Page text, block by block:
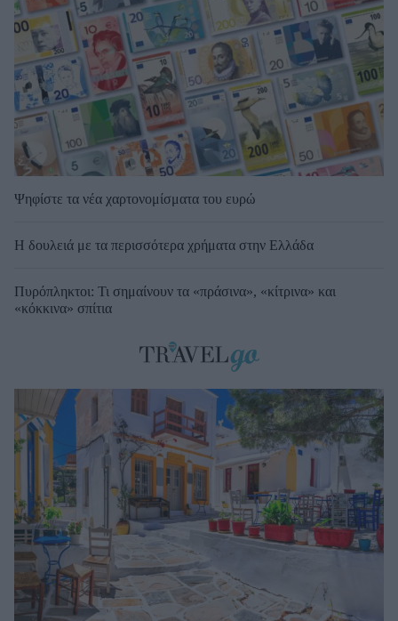
Ψηφίστε τα νέα χαρτονομίσματα του ευρώ
Η δουλειά με τα περισσότερα χρήματα στην Ελλάδα
Πυρόπληκτοι: Τι σημαίνουν τα «πράσινα», «κίτρινα» και
«κόκκινα» σπίτια